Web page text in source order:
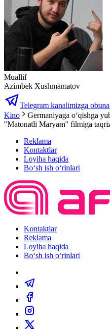
Muallif
Azimbek Xushmamatov
Telegram kanalimizga
Kino
Germaniyaga oʻqishga
"Matonatli Maryam" filmiga
Reklama
Kontaktlar
Loyiha haqida
Bo‘sh ish o‘rinlari
Kontaktlar
Reklama
Loyiha haqida
Bo‘sh ish o‘rinlari